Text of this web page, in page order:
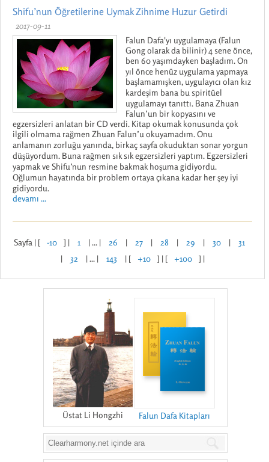
Shifu’nun Öğretilerine Uymak Zihnime Huzur Getirdi
2017-09-11
Falun Dafa'yı uygulamaya (Falun
Gong olarak da bilinir) 4 sene önce,
ben 60 yaşımdayken başladım. On
yıl önce henüz uygulama yapmaya
başlamamışken, uygulayıcı olan kız
kardeşim bana bu spiritüel
uygulamayı tanıttı. Bana Zhuan
Falun’un bir kopyasını ve
egzersizleri anlatan bir CD verdi. Kitap okumak konusunda çok
ilgili olmama rağmen Zhuan Falun’u okuyamadım. Onu
anlamanın zorluğu yanında, birkaç sayfa okuduktan sonar yorgun
düşüyordum. Buna rağmen sık sık egzersizleri yaptım. Egzersizleri
yapmak ve Shifu’nun resmine bakmak hoşuma gidiyordu.
Oğlumun hayatında bir problem ortaya çıkana kadar her şey iyi
gidiyordu.
devamı ...
Sayfa | [ -10 ] | 1 | ... | 26 | 27 | 28 | 29 | 30 |
31
|
32 | ... | 143 | [ +10 ] | [ +100 ] |
Üstat Li Hongzhi Falun Dafa Kitapları